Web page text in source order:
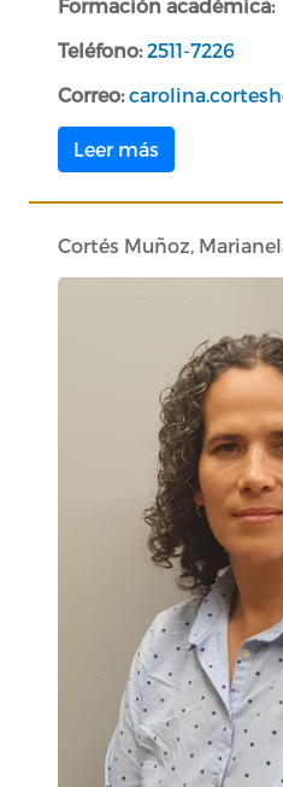
Formación académica:
Teléfono:2511-7226
Correo:
Leer más
Cortés Muñoz,